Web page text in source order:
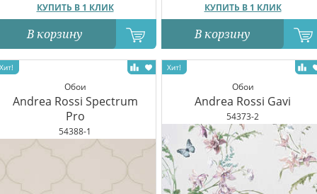
КУПИТЬ В 1 КЛИК
В корзину
КУПИТЬ В 1 КЛИК
В корзину
Обои
Andrea Rossi Spectrum
Pro
54388-1
Обои
Andrea Rossi Gavi
54373-2